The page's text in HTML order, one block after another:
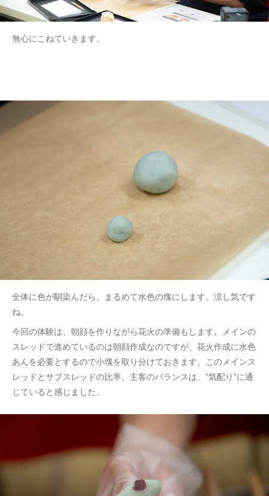
無心にこねていきます。
全体に色が馴染んだら、まるめて水色の塊にします。涼し気です
ね。
今回の体験は、朝顔を作りながら花火の準備もします。メインの
スレッドで進めているのは朝顔作成なのですが、花火作成に水色
あんを必要とするので小塊を取り分けておきます。このメインス
レッドとサブスレッドの比率、主客のバランスは、”気配り”に通
じていると感じました。